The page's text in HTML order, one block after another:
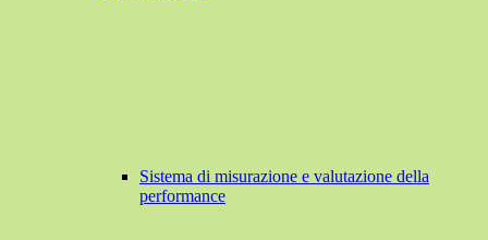
Sistema di misurazione e valutazione della
performance